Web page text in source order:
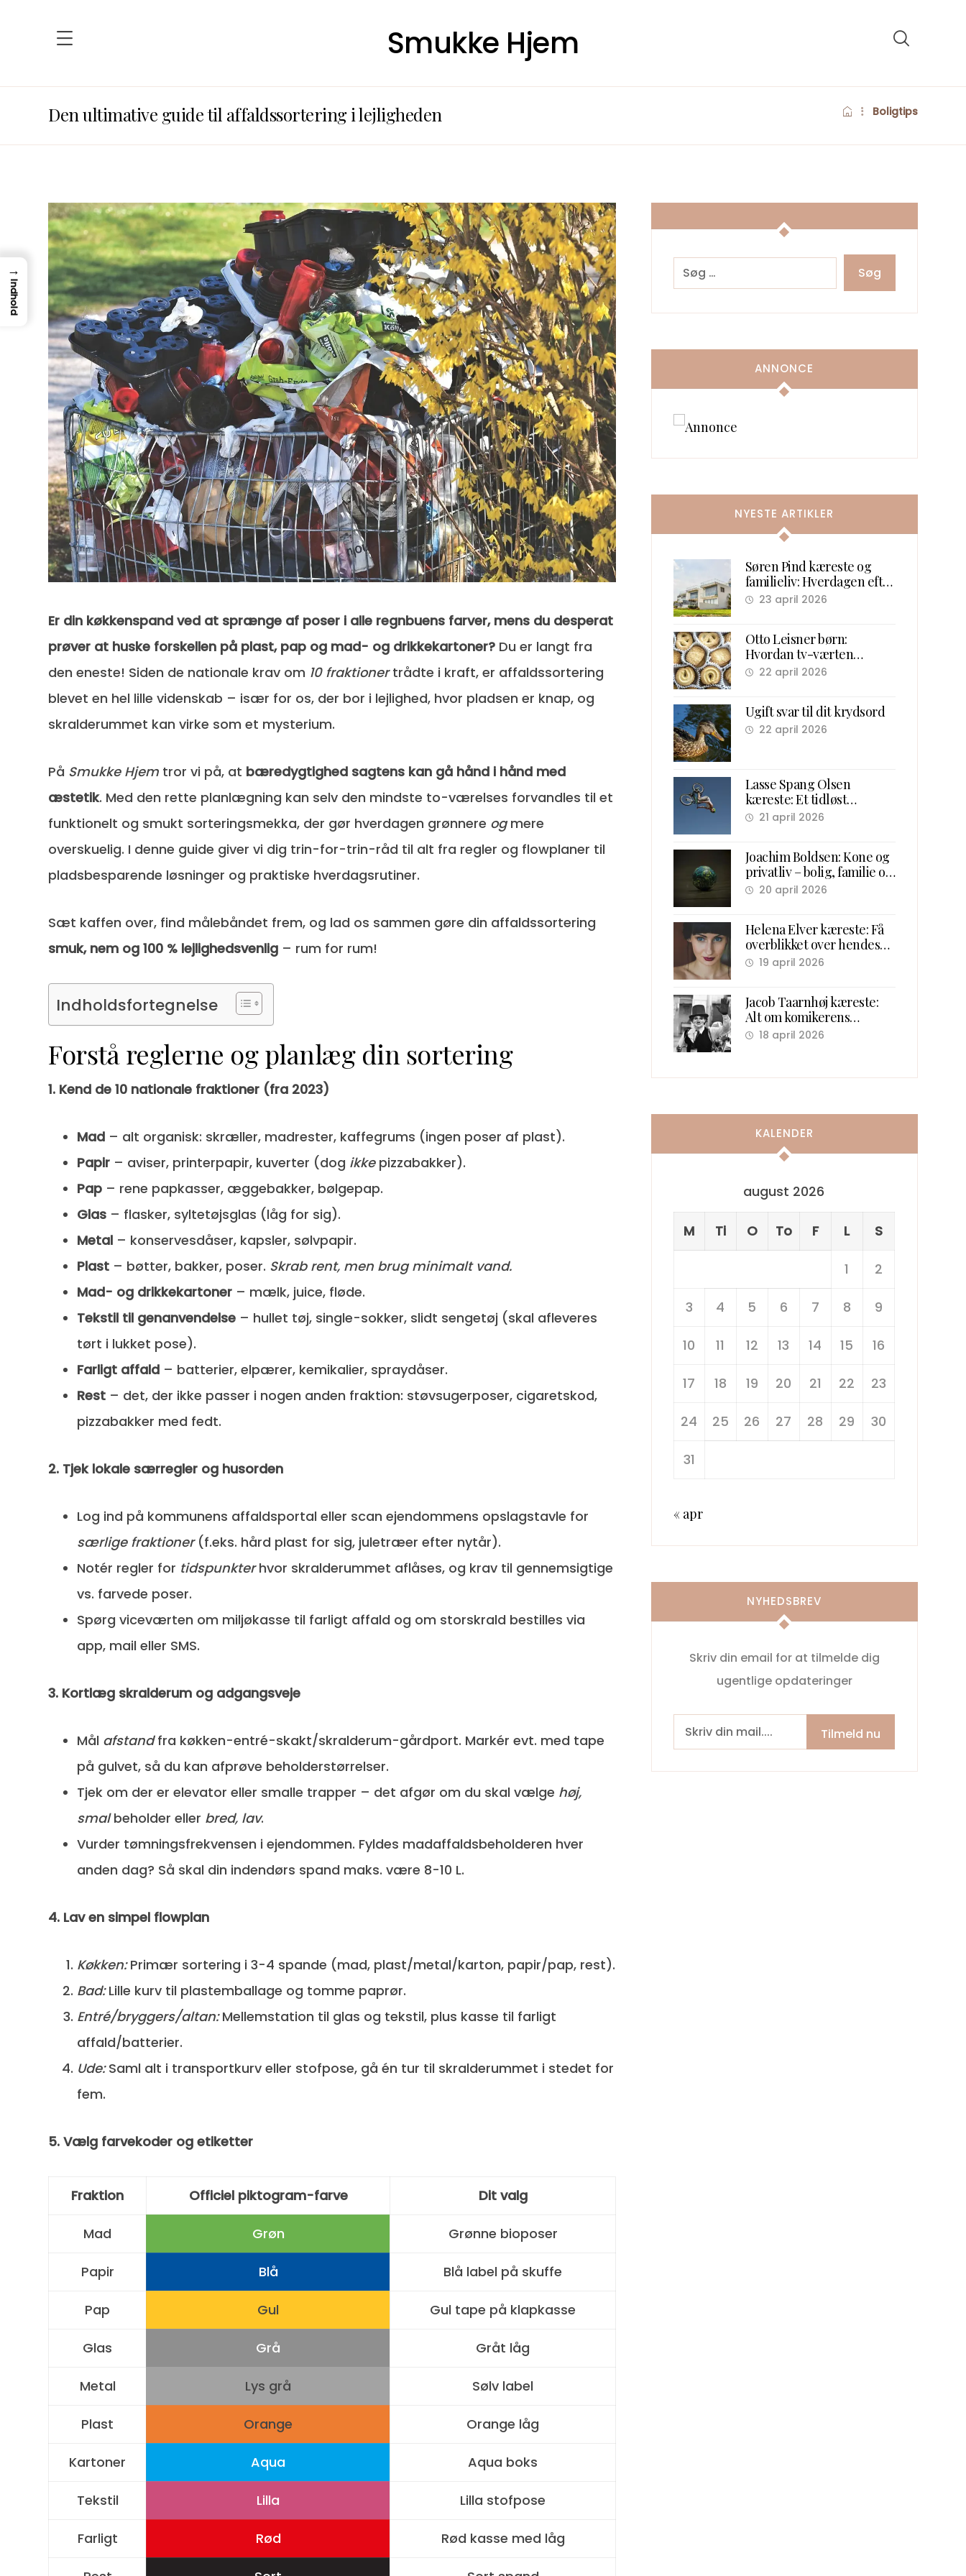
Smukke Hjem
Den ultimative guide til affaldssortering i lejligheden Boligtips
Er din køkkenspand ved at sprænge af poser i alle regnbuens farver, mens du desperat
prøver at huske forskellen på plast, pap og mad- og drikkekartoner? Du er langt fra
den eneste! Siden de nationale krav om 10 fraktionertrådte i kraft, er affaldssortering
blevet en hel lille videnskab – især for os, der bor i lejlighed, hvor pladsen er knap, og
skralderummet kan virke som et mysterium.
På Smukke Hjem tror vi på, at bæredygtighed sagtens kan gå hånd i hånd med
æstetik. Med den rette planlægning kan selv den mindste to-værelses forvandles til et
funktionelt og smukt sorteringsmekka, der gør hverdagen grønnere ogmere
overskuelig. I denne guide giver vi dig trin-for-trin-råd til alt fra regler og flowplaner til
pladsbesparende løsninger og praktiske hverdagsrutiner.
Sæt kaffen over, find målebåndet frem, og lad os sammen gøre din affaldssortering
smuk, nem og 100 % lejlighedsvenlig – rum for rum!
Indholdsfortegnelse
Forstå reglerne og planlæg din sortering
1. Kend de 10 nationale fraktioner (fra 2023)
Mad – alt organisk: skræller, madrester, kaffegrums (ingen poser af plast).
Papir – aviser, printerpapir, kuverter (dog ikkepizzabakker).
Pap – rene papkasser, æggebakker, bølgepap.
Glas – flasker, syltetøjsglas (låg for sig).
Metal – konservesdåser, kapsler, sølvpapir.
Plast – bøtter, bakker, poser. Skrab rent, men brug minimalt vand.
Mad- og drikkekartoner – mælk, juice, fløde.
Tekstil til genanvendelse – hullet tøj, single-sokker, slidt sengetøj (skal afleveres
tørt i lukket pose).
Farligt affald – batterier, elpærer, kemikalier, spraydåser.
Rest – det, der ikke passer i nogen anden fraktion: støvsugerposer, cigaretskod,
pizzabakker med fedt.
2. Tjek lokale særregler og husorden
Log ind på kommunens affaldsportal eller scan ejendommens opslagstavle for
særlige fraktioner(f.eks. hård plast for sig, juletræer efter nytår).
Notér regler for tidspunkterhvor skralderummet aflåses, og krav til gennemsigtige
vs. farvede poser.
Spørg viceværten om miljøkasse til farligt affald og om storskrald bestilles via
app, mail eller SMS.
3. Kortlæg skralderum og adgangsveje
Mål afstandfra køkken-entré-skakt/skralderum-gårdport. Markér evt. med tape
på gulvet, så du kan afprøve beholderstørrelser.
Tjek om der er elevator eller smalle trapper – det afgør om du skal vælge høj,
smalbeholder eller bred, lav.
Vurder tømningsfrekvensen i ejendommen. Fyldes madaffaldsbeholderen hver
anden dag? Så skal din indendørs spand maks. være 8-10 L.
4. Lav en simpel flowplan
Køkken:Primær sortering i 3-4 spande (mad, plast/metal/karton, papir/pap, rest).
Bad:Lille kurv til plastemballage og tomme paprør.
Entré/bryggers/altan:Mellemstation til glas og tekstil, plus kasse til farligt
affald/batterier.
Ude:Saml alt i transportkurv eller stofpose, gå én tur til skralderummet i stedet for
fem.
5. Vælg farvekoder og etiketter
Fraktion Officiel piktogram-farve Dit valg
Mad Grøn Grønne bioposer
Papir Blå Blå label på skuffe
Pap Gul Gul tape på klapkasse
Glas Grå Gråt låg
Metal Lys grå Sølv label
Plast Orange Orange låg
Kartoner Aqua Aqua boks
Tekstil Lilla Lilla stofpose
Farligt Rød Rød kasse med låg
ANNONCE
NYESTE ARTIKLER
Søren Pind kæreste og
familieliv: Hverdagen efter
politik
23 april 2026
Otto Leisner børn:
Hvordan tv-værten
samlede danske børn
foran skærmen
22 april 2026
Ugift svar til dit krydsord
22 april 2026
Lasse Spang Olsen
kæreste: Et tidløst
overblik over hans forhold
og ægteskab
21 april 2026
Joachim Boldsen: Kone og
privatliv – bolig, familie og
karriere
20 april 2026
Helena Elver kæreste: Få
overblikket over hendes
kærlighedsliv
19 april 2026
Jacob Taarnhøj kæreste:
Alt om komikerens
kærlighedsliv bag scenen
18 april 2026
KALENDER
august 2026
M Ti O To F L S
1 2
3 4 5 6 7 8 9
10 11 12 13 14 15 16
17 18 19 20 21 22 23
24 25 26 27 28 29 30
31
« apr
NYHEDSBREV
Skriv din email for at tilmelde dig
ugentlige opdateringer
Tilmeld nu
→
Indhold